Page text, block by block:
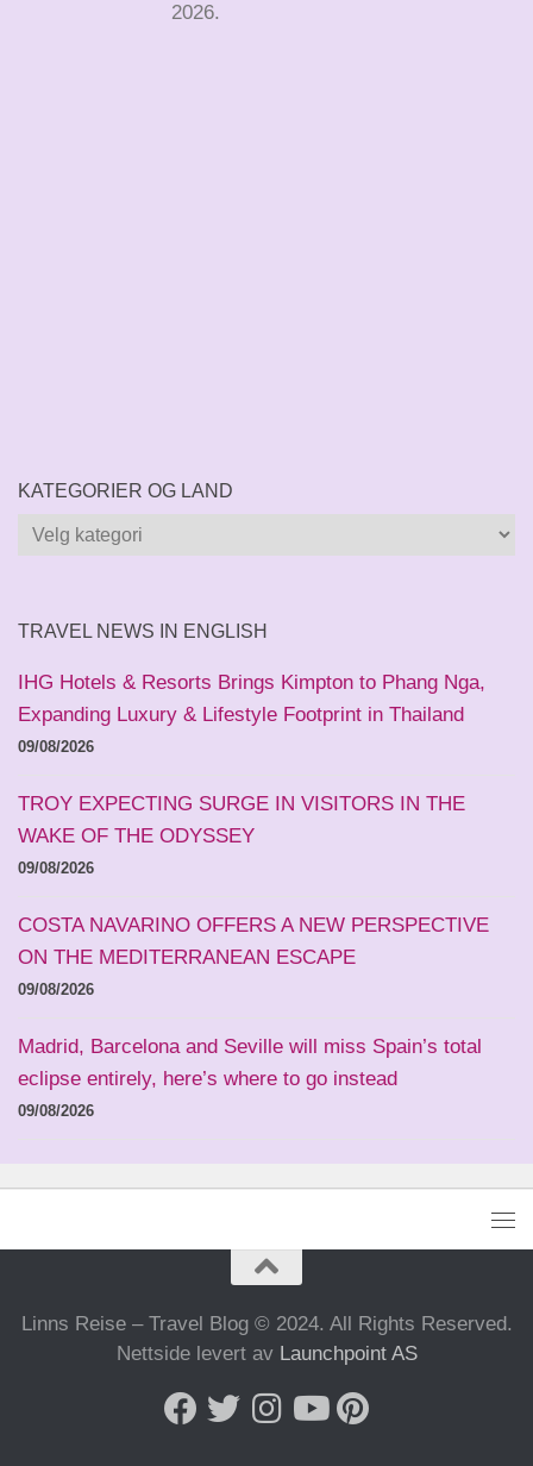
2026.
KATEGORIER OG LAND
Kategorier
TRAVEL NEWS IN ENGLISH
IHG Hotels & Resorts Brings Kimpton to Phang Nga,
Expanding Luxury & Lifestyle Footprint in Thailand
09/08/2026
TROY EXPECTING SURGE IN VISITORS IN THE
WAKE OF THE ODYSSEY
09/08/2026
COSTA NAVARINO OFFERS A NEW PERSPECTIVE
ON THE MEDITERRANEAN ESCAPE
09/08/2026
Madrid, Barcelona and Seville will miss Spain’s total
eclipse entirely, here’s where to go instead
09/08/2026
Linns Reise – Travel Blog © 2024. All Rights Reserved.
Nettside levert av Launchpoint AS